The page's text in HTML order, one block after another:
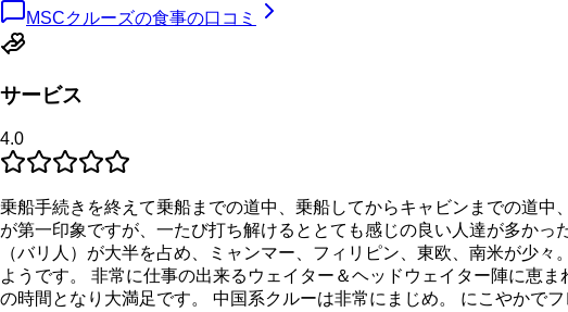
MSCクルーズの食事の口コミ
サービス
4.0
乗船手続きを終えて乗船までの道中、乗船してからキャビンまでの道
が第一印象ですが、一たび打ち解けるととても感じの良い人達が多か
（バリ人）が大半を占め、ミャンマー、フィリピン、東欧、南米が少
ようです。 非常に仕事の出来るウェイター＆ヘッドウェイター陣に恵
の時間となり大満足です。 中国系クルーは非常にまじめ。 にこやかで